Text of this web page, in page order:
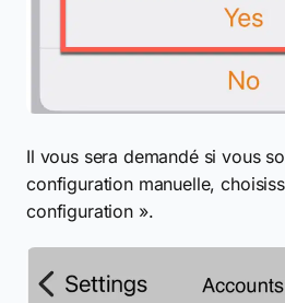
Il vous sera demandé si vous
configuration manuelle,
configuration ».